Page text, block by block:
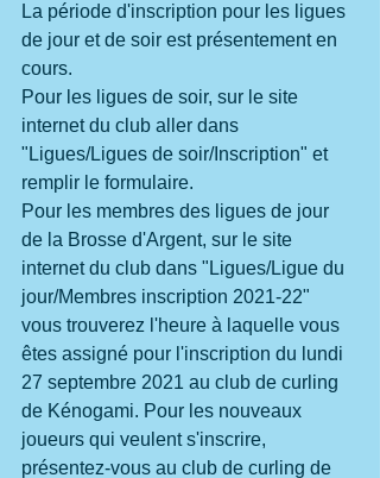
La période d'inscription pour les ligues
de jour et de soir est présentement en
cours.
Pour les ligues de soir, sur le site
internet du club aller dans
"Ligues/Ligues de soir/Inscription" et
remplir le formulaire.
Pour les membres des ligues de jour
de la Brosse d'Argent, sur le site
internet du club dans "Ligues/Ligue du
jour/Membres inscription 2021-22"
vous trouverez l'heure à laquelle vous
êtes assigné pour l'inscription du lundi
27 septembre 2021 au club de curling
de Kénogami. Pour les nouveaux
joueurs qui veulent s'inscrire,
présentez-vous au club de curling de